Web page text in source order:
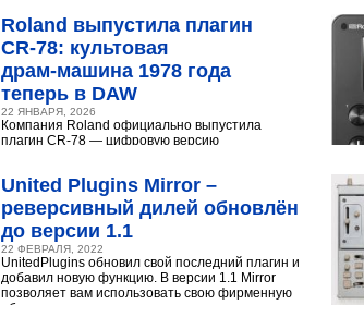
Roland выпустила плагин
CR‑78: культовая
драм‑машина 1978 года
теперь в DAW
22 ЯНВАРЯ, 2026
Компания Roland официально выпустила
плагин CR-78 — цифровую версию
United Plugins Mirror –
реверсивный дилей обновлён
до версии 1.1
22 ФЕВРАЛЯ, 2022
UnitedPlugins обновил свой последний плагин и
добавил новую функцию. В версии 1.1 Mirror
позволяет вам использовать свою фирменную
обратную...